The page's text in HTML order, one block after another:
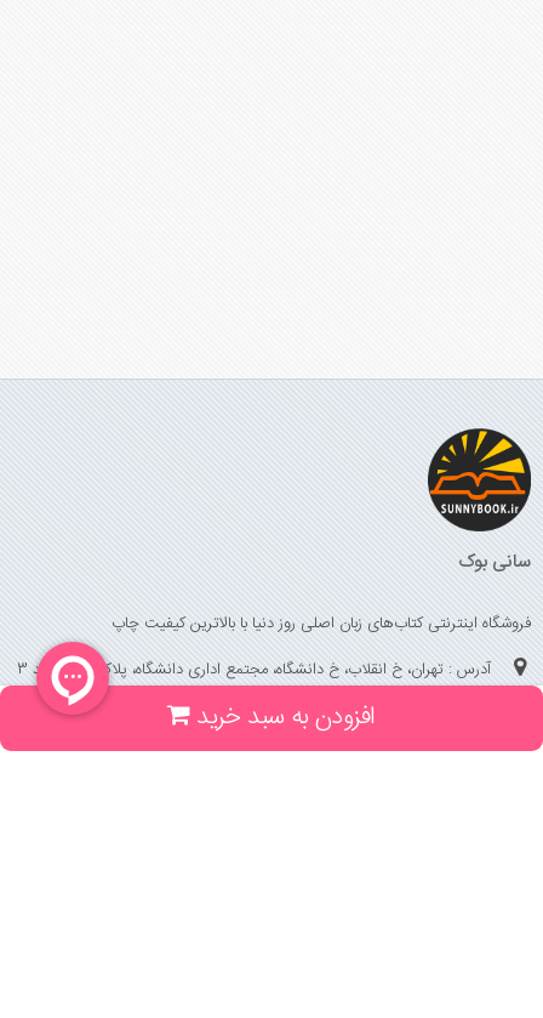
افزودن به سبد خرید
سانی بوک
فروشگاه اینترنتی کتاب‌های زبان اصلی روز دنیا با بالاترین کیفیت چاپ
آدرس : تهران، خ انقلاب، خ دانشگاه، مجتمع اداری دانشگاه، پلاک 158 واحد 3
(جهت خرید حضوری، تلفنی ، پیگیری سفارشات سایت با شماره تلفن 02166175070
تماس حاصل فرمایید)